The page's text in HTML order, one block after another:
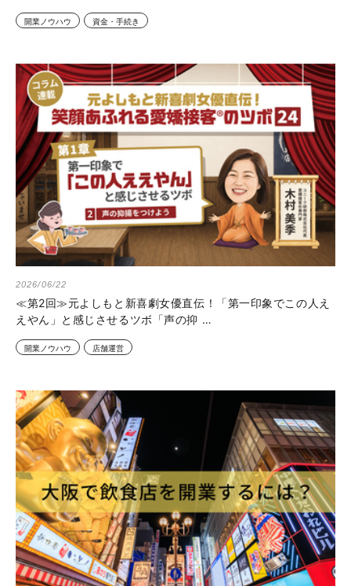
開業ノウハウ 資金・手続き
2026/06/22
≪第2回≫元よしもと新喜劇女優直伝！「第一印象でこの人え
えやん」と感じさせるツボ「声の抑 …
開業ノウハウ 店舗運営